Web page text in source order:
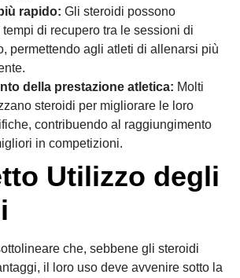
rapido: Gli steroidi possono
di recupero tra le sessioni di
permettendo agli atleti di allenarsi più
della prestazione atletica: Molti
steroidi per migliorare le loro
contribuendo al raggiungimento
in competizioni.
Utilizzo degli
che, sebbene gli steroidi
il loro uso deve avvenire sotto la